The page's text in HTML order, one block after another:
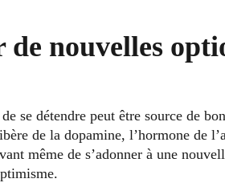
nouvelles
se détendre peut être source de
de la dopamine, l’hormone de
même de s’adonner à une